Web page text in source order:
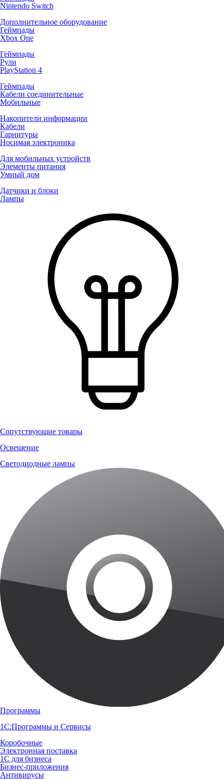
Nintendo Switch
Дополнительное оборудование
Геймпады
Xbox One
Геймпады
Рули
PlayStation 4
Геймпады
Кабели соединительные
Мобильные
Накопители информации
Кабели
Гарнитуры
Носимая электроника
Для мобильных устройств
Элементы питания
Умный дом
Датчики и блоки
Лампы
Сопутствующие товары
Освещение
Светодиодные лампы
Программы
1С:Программы и Сервисы
Коробочные
Электронная поставка
1С для бизнеса
Бизнес-приложения
Антивирусы